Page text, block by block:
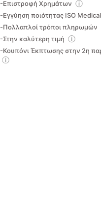
-Επιστροφή Χρημάτων
-Εγγύηση ποιότητας ISO
-Πολλαπλοί τρόποι πληρωμών
-Στην καλύτερη τιμή
-Κουπόνι Έκπτωσης στην 2η